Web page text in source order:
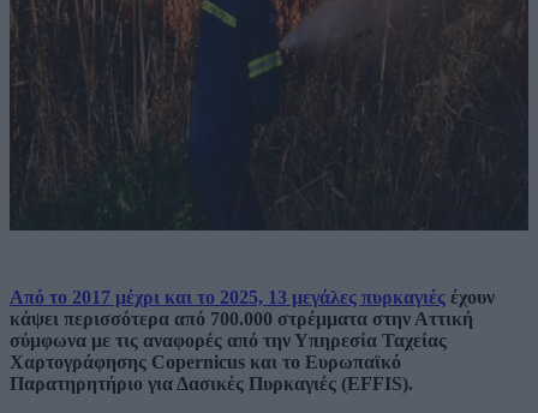
Από το 2017 μέχρι και το 2025, 13 μεγάλες πυρκαγιές έχουν
κάψει περισσότερα από 700.000 στρέμματα στην Αττική
σύμφωνα με τις αναφορές από την Υπηρεσία Ταχείας
Χαρτογράφησης Copernicus και το Ευρωπαϊκό
Παρατηρητήριο για Δασικές Πυρκαγιές (EFFIS).